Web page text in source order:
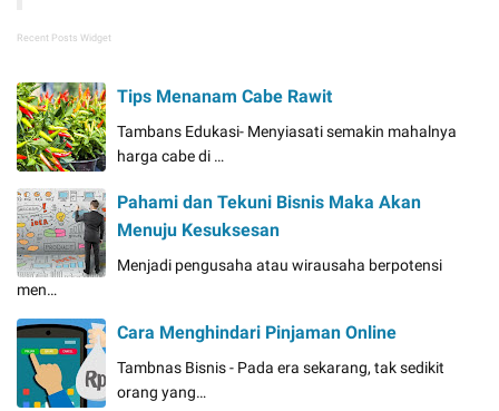
Recent Posts Widget
Tips Menanam Cabe Rawit
Tambans Edukasi- Menyiasati semakin mahalnya
harga cabe di …
Pahami dan Tekuni Bisnis Maka Akan
Menuju Kesuksesan
Menjadi pengusaha atau wirausaha berpotensi
men…
Cara Menghindari Pinjaman Online
Tambnas Bisnis - Pada era sekarang, tak sedikit
orang yang…